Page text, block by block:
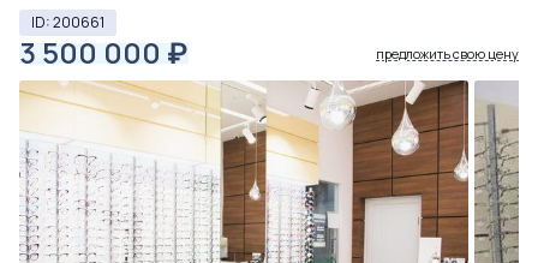
ID: 200661
3 500 000 ₽ предложить свою цену